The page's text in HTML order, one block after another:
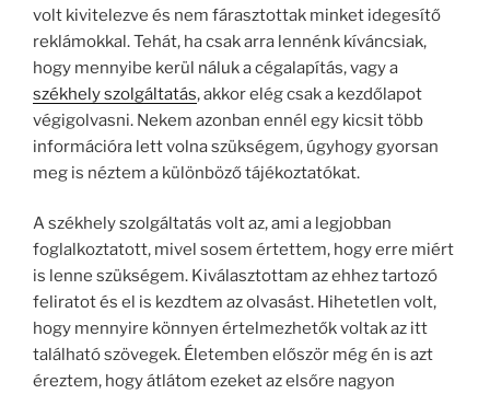
volt kivitelezve és nem fárasztottak minket idegesítő
reklámokkal. Tehát, ha csak arra lennénk kíváncsiak,
hogy mennyibe kerül náluk a cégalapítás, vagy a
székhely szolgáltatás, akkor elég csak a kezdőlapot
végigolvasni. Nekem azonban ennél egy kicsit több
információra lett volna szükségem, úgyhogy gyorsan
meg is néztem a különböző tájékoztatókat.
A székhely szolgáltatás volt az, ami a legjobban
foglalkoztatott, mivel sosem értettem, hogy erre miért
is lenne szükségem. Kiválasztottam az ehhez tartozó
feliratot és el is kezdtem az olvasást. Hihetetlen volt,
hogy mennyire könnyen értelmezhetők voltak az itt
található szövegek. Életemben először még én is azt
éreztem, hogy átlátom ezeket az elsőre nagyon